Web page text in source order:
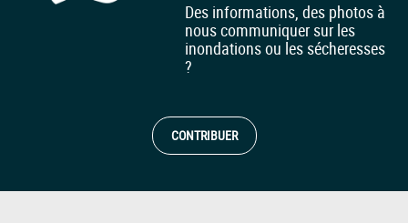
Des informations, des photos à
nous communiquer sur les
inondations ou les sécheresses
?
CONTRIBUER